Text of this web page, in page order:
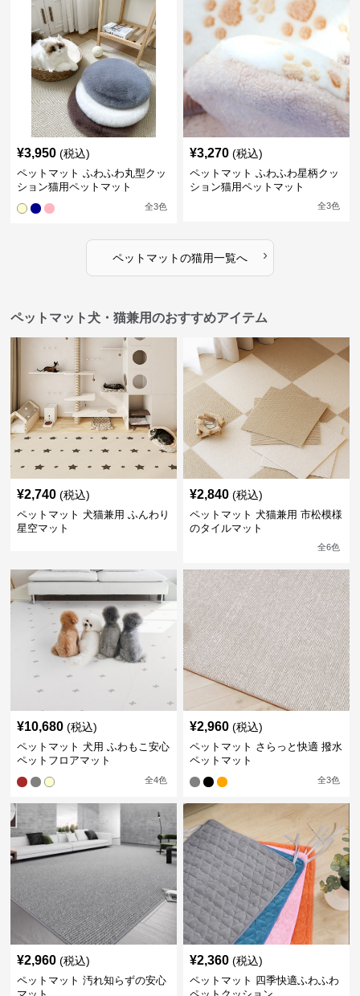
¥3,950 (税込)
ペットマット ふわふわ丸型クッ
ション猫用ペットマット
全3色
¥3,270 (税込)
ペットマット ふわふわ星柄クッ
ション猫用ペットマット
全3色
ペットマットの猫用一覧へ ›
ペットマット犬・猫兼用のおすすめアイテム
¥2,740 (税込)
ペットマット 犬猫兼用 ふんわり
星空マット
¥2,840 (税込)
ペットマット 犬猫兼用 市松模様
のタイルマット
全6色
¥10,680 (税込)
ペットマット 犬用 ふわもこ安心
ペットフロアマット
全4色
¥2,960 (税込)
ペットマット さらっと快適 撥水
ペットマット
全3色
¥2,960 (税込)
ペットマット 汚れ知らずの安心
¥2,360 (税込)
ペットマット 四季快適ふわふわ